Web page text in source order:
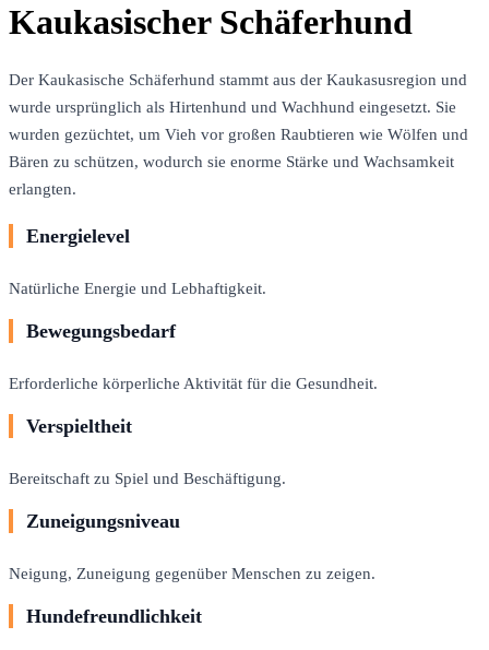
Kaukasischer Schäferhund
Der Kaukasische Schäferhund stammt aus der Kaukasusregion und
wurde ursprünglich als Hirtenhund und Wachhund eingesetzt. Sie
wurden gezüchtet, um Vieh vor großen Raubtieren wie Wölfen und
Bären zu schützen, wodurch sie enorme Stärke und Wachsamkeit
erlangten.
Energielevel
Natürliche Energie und Lebhaftigkeit.
Bewegungsbedarf
Erforderliche körperliche Aktivität für die Gesundheit.
Verspieltheit
Bereitschaft zu Spiel und Beschäftigung.
Zuneigungsniveau
Neigung, Zuneigung gegenüber Menschen zu zeigen.
Hundefreundlichkeit